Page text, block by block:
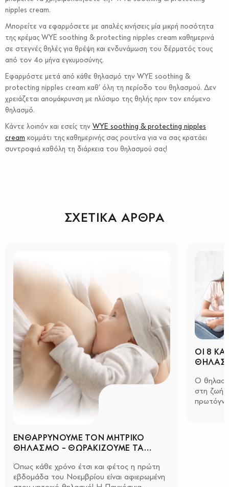
nipples cream.
Μπορείτε να εφαρμόσετε με απαλές κινήσεις μία μικρή ποσότητα
της κρέμας WYE soothing & protecting nipples cream καθημερινά
σε στεγνές θηλές για θρέψη και ενδυνάμωση του δέρματός τους
από τον 4ο μήνα εγκυμοσύνης.
Εφαρμόστε μετά από κάθε θηλασμό την WYE soothing &
protecting nipples cream καθ’ όλη τη περίοδο του θηλασμού. Δεν
χρειάζεται απομάκρυνση με πλύσιμο της θηλής πριν τον επόμενο
θηλασμό.
Κάντε λοιπόν και εσείς την WYE soothing & protecting nipples
cream κομμάτι της καθημερινής σας ρουτίνα για να σας κρατάει
συντροφιά καθόλη τη διάρκεια του θηλασμού σας!
ΣΧΕΤΙΚΆ ΆΡΘΡΑ
ΕΝΘΑΡΡΥΝΟΥΜΕ ΤΟΝ ΜΗΤΡΙΚΟ
ΘΗΛΑΣΜΟ – ΘΩΡΑΚΙΖΟΥΜΕ ΤΑ
Όπως κάθε χρόνο έτσι και φέτος η πρώτη
εβδομάδα του Νοεμβρίου είναι αφιερωμένη
ΟΙ 8
Ο
στη ζωή
πρωτόγνωρα